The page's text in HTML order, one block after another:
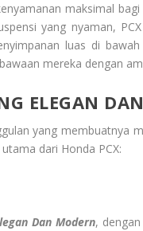
maksimal
yang nyaman,
luas di
mereka dengan
ELEGAN
yang membuatnya
dari Honda PCX:
Dan Modern,